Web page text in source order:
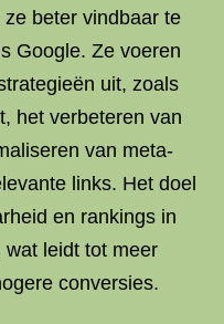
ze beter vindbaar te
Google. Ze voeren
uit, zoals
het verbeteren van
van meta-
links. Het doel
en rankings in
leidt tot meer
conversies.